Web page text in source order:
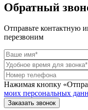
Обратный
Отправьте контактную
перезвоним
Нажимая кнопку
моих персональных